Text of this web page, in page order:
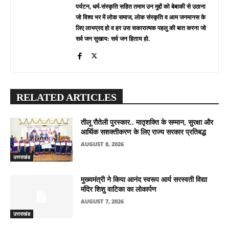
पर्यटन, धर्म-संस्कृति सहित तमाम उन मुद्दों को बेबाकी से उठाना
जो विश्व भर में लोक समाज, लोक संस्कृति व आम जनमानस के
लिए लाभप्रद हो व हर उस सकारात्मक पहलु की बात करना जो
सर्व जन सुखाय: सर्व जन हिताय हो.
RELATED ARTICLES
उत्तराखंड
तीलू रौतेली पुरस्कार.. मातृशक्ति के सम्मान, सुरक्षा और
आर्थिक सशक्तीकरण के लिए राज्य सरकार प्रतिबद्ध
AUGUST 8, 2026
उत्तराखंड
मुख्यमंत्री ने किया आनंद स्वरूप आर्य सरस्वती विद्या
मंदिर शिशु वाटिका का लोकार्पण
AUGUST 7, 2026